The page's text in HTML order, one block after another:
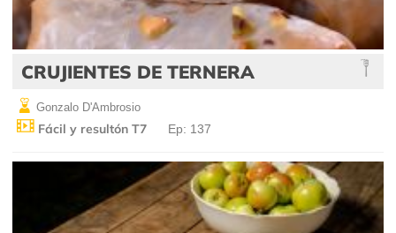
CRUJIENTES DE TERNERA
Gonzalo D'Ambrosio
Fácil y resultón T7 Ep: 137